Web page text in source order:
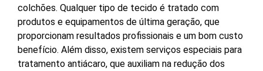
colchões. Qualquer tipo de tecido é tratado com
produtos e equipamentos de última geração, que
proporcionam resultados profissionais e um bom custo
benefício. Além disso, existem serviços especiais para
tratamento antiácaro, que auxiliam na redução dos